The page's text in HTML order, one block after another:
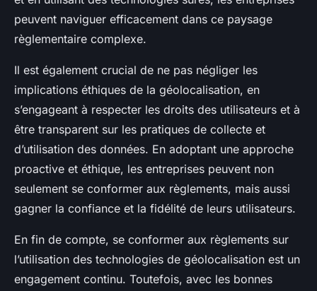
peuvent naviguer efficacement dans ce paysage
règlementaire complexe.
Il est également crucial de ne pas négliger les
implications éthiques de la géolocalisation, en
s’engageant à respecter les droits des utilisateurs et à
être transparent sur les pratiques de collecte et
d’utilisation des données. En adoptant une approche
proactive et éthique, les entreprises peuvent non
seulement se conformer aux règlements, mais aussi
gagner la confiance et la fidélité de leurs utilisateurs.
En fin de compte, se conformer aux règlements sur
l’utilisation des technologies de géolocalisation est un
engagement continu. Toutefois, avec les bonnes